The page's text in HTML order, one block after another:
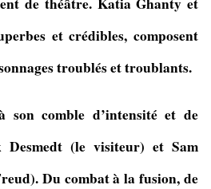
et crédibles, composent
troublés et troublants.
comble d’intensité et de
Desmedt (le visiteur) et Sam
Du combat à la fusion, de